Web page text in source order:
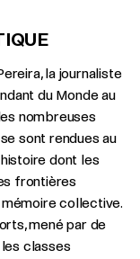
la journaliste
du Monde au
nombreuses
sont rendues au
dont les
frontières
collective.
mené par de
classes